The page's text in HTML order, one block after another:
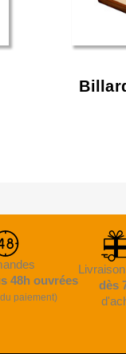
48h ouvrées
paiement)
dès